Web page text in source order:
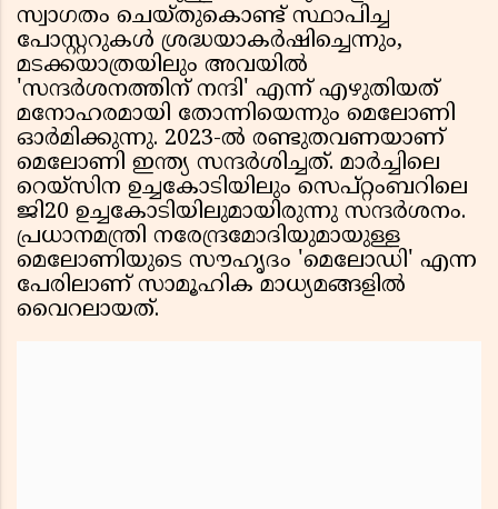
സ്വാഗതം ചെയ്തുകൊണ്ട് സ്ഥാപിച്ച
പോസ്റ്ററുകൾ ശ്രദ്ധയാകർഷിച്ചെന്നും,
മടക്കയാത്രയിലും അവയിൽ
'സന്ദർശനത്തിന് നന്ദി' എന്ന് എഴുതിയത്
മനോഹരമായി തോന്നിയെന്നും മെലോണി
ഓർമിക്കുന്നു. 2023-ൽ രണ്ടുതവണയാണ്
മെലോണി ഇന്ത്യ സന്ദർശിച്ചത്. മാർച്ചിലെ
റെയ്സിന ഉച്ചകോടിയിലും സെപ്റ്റംബറിലെ
ജി20 ഉച്ചകോടിയിലുമായിരുന്നു സന്ദർശനം.
പ്രധാനമന്ത്രി നരേന്ദ്രമോദിയുമായുള്ള
മെലോണിയുടെ സൗഹൃദം 'മെലോഡി' എന്ന
പേരിലാണ് സാമൂഹിക മാധ്യമങ്ങളിൽ
വൈറലായത്.